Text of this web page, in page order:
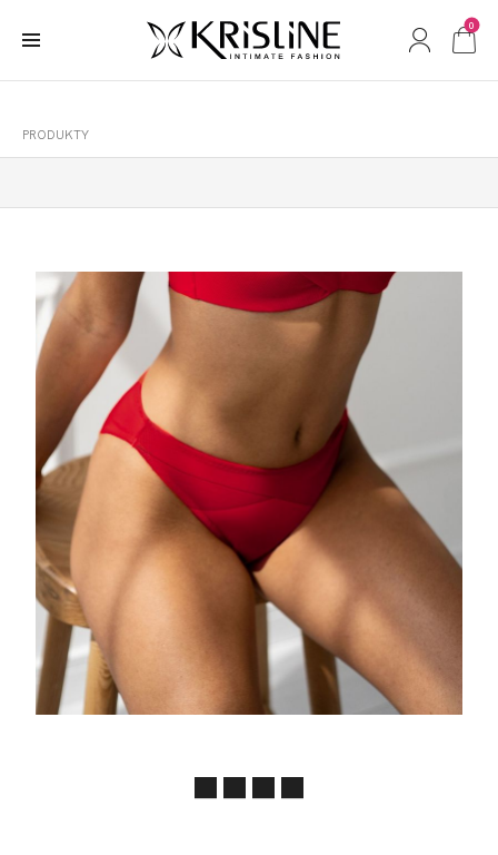
0
PRODUKTY